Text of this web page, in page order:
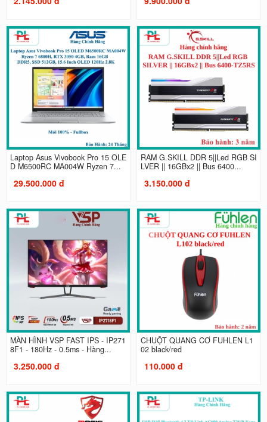
Laptop Asus Vivobook Pro 15 OLE
D M6500RC MA004W Ryzen 7...
29.500.000 đ
RAM G.SKILL DDR 5||Led RGB SI
LVER || 16GBx2 || Bus 6400...
3.150.000 đ
MÀN HÌNH VSP FAST IPS - IP271
8F1 - 180Hz - 0.5ms - Hàng...
3.250.000 đ
CHUỘT QUANG CƠ FUHLEN L1
02 black/red
110.000 đ